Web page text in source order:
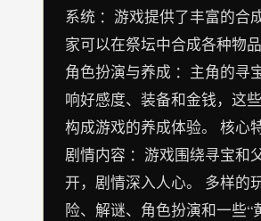
系统 ：游戏提供了丰富的合
家可以在祭坛中合成各种物品
角色扮演与养成 ：主角的寻
响好感度、装备和金钱，这
构成游戏的养成体验。 核心
剧情内容 ：游戏围绕寻宝和
开，剧情深入人心。 多样的
险、解谜、角色扮演和一些“